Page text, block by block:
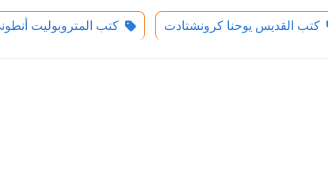
كتب القديس يوحنا كرونشتادت كتب المتروبوليت